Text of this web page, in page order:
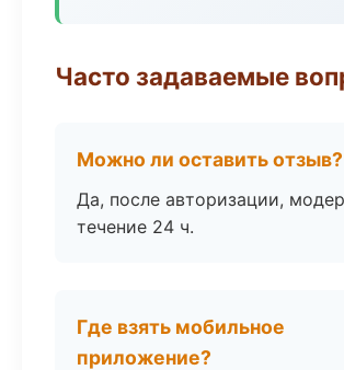
Часто задаваемые
Можно ли оставить отзыв?
Да, после авторизации,
течение 24 ч.
Где взять мобильное
приложение?